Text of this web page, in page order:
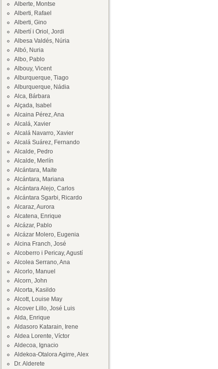
Alberte, Montse
Alberti, Rafael
Alberti, Gino
Albertí i Oriol, Jordi
Albesa Valdés, Núria
Albó, Nuria
Albo, Pablo
Albouy, Vicent
Alburquerque, Tiago
Alburquerque, Nádia
Alca, Bárbara
Alçada, Isabel
Alcaina Pérez, Ana
Alcalá, Xavier
Alcalá Navarro, Xavier
Alcalá Suárez, Fernando
Alcalde, Pedro
Alcalde, Merlín
Alcántara, Maite
Alcántara, Mariana
Alcántara Alejo, Carlos
Alcántara Sgarbi, Ricardo
Alcaraz, Aurora
Alcatena, Enrique
Alcázar, Pablo
Alcázar Molero, Eugenia
Alcina Franch, José
Alcoberro i Pericay, Agustí
Alcolea Serrano, Ana
Alcorlo, Manuel
Alcorn, John
Alcorta, Kasildo
Alcott, Louise May
Alcover Lillo, José Luis
Alda, Enrique
Aldasoro Katarain, Irene
Aldea Lorente, Víctor
Aldecoa, Ignacio
Aldekoa-Otalora Agirre, Alex
Dr. Alderete